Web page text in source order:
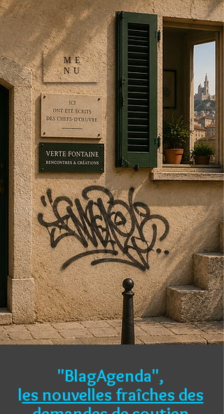
ME
NU
"BlagAgenda",
les nouvelles fraîches des